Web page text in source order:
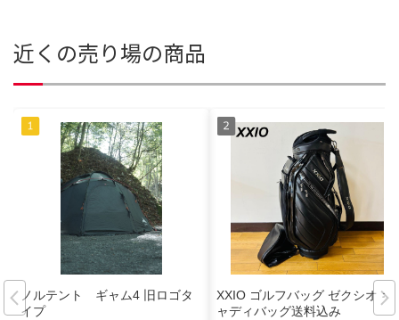
近くの売り場の商品
ノルテント ギャム4 旧ロゴタ
イプ
XXIO ゴルフバッグ ゼクシオ キ
ャディバッグ送料込み